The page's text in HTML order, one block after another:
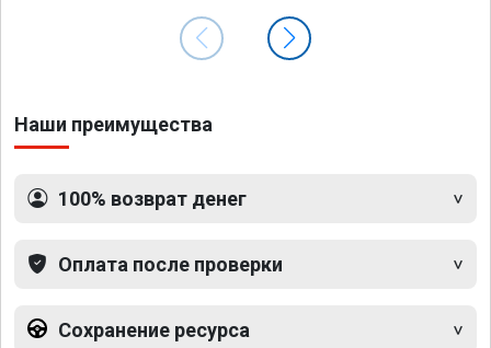
Наши преимущества
100% возврат денег
Оплата после проверки
Сохранение ресурса